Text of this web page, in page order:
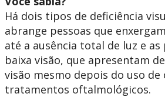
Há dois tipos de deficiência
abrange pessoas que
até a ausência total de luz e as
baixa visão, que apresentam
visão mesmo depois do uso de
tratamentos oftalmológicos.